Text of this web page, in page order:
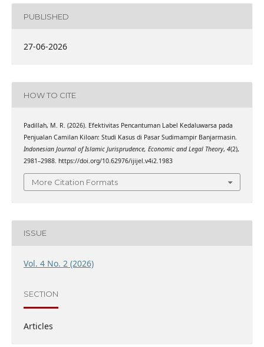
PUBLISHED
27-06-2026
HOW TO CITE
Padillah, M. R. (2026). Efektivitas Pencantuman Label Kedaluwarsa pada
Penjualan Camilan Kiloan: Studi Kasus di Pasar Sudimampir Banjarmasin.
Indonesian Journal of Islamic Jurisprudence, Economic and Legal Theory, 4(2),
2981–2988. https://doi.org/10.62976/ijijel.v4i2.1983
More Citation Formats
ISSUE
Vol. 4 No. 2 (2026)
SECTION
Articles